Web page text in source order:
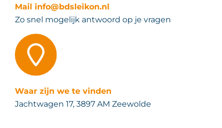
Mail info@bdsleikon.nl
Zo snel mogelijk antwoord op je vragen
Waar zijn we te vinden
Jachtwagen 17, 3897 AM Zeewolde